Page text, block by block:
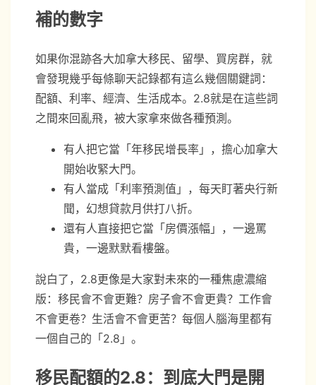
補的數字
如果你混跡各大加拿大移民、留學、買房群，就
會發現幾乎每條聊天記錄都有這么幾個關鍵詞：
配額、利率、經濟、生活成本。2.8就是在這些詞
之間來回亂飛，被大家拿來做各種預測。
有人把它當「年移民增長率」，擔心加拿大
開始收緊大門。
有人當成「利率預測值」，每天盯著央行新
聞，幻想貸款月供打八折。
還有人直接把它當「房價漲幅」，一邊罵
貴，一邊默默看樓盤。
說白了，2.8更像是大家對未來的一種焦慮濃縮
版：移民會不會更難？房子會不會更貴？工作會
不會更卷？生活會不會更苦？每個人腦海里都有
一個自己的「2.8」。
移民配額的2.8：到底大門是開